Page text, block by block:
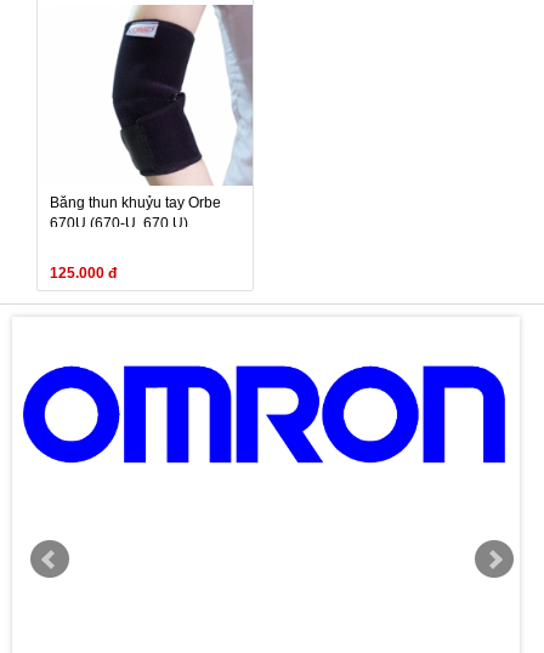
Băng thun khuỷu tay Orbe
670U (670-U, 670 U)
125.000 đ